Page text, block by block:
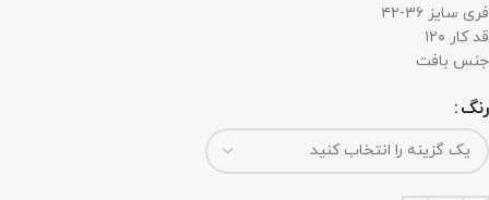
فری سایز ۳۶-۴۲‌
قد کار ۱۲۰
جنس بافت
رنگ